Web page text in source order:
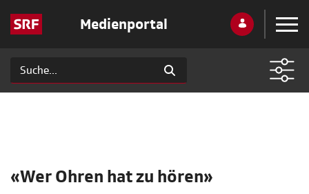
Medienportal
«Wer Ohren hat zu hören»